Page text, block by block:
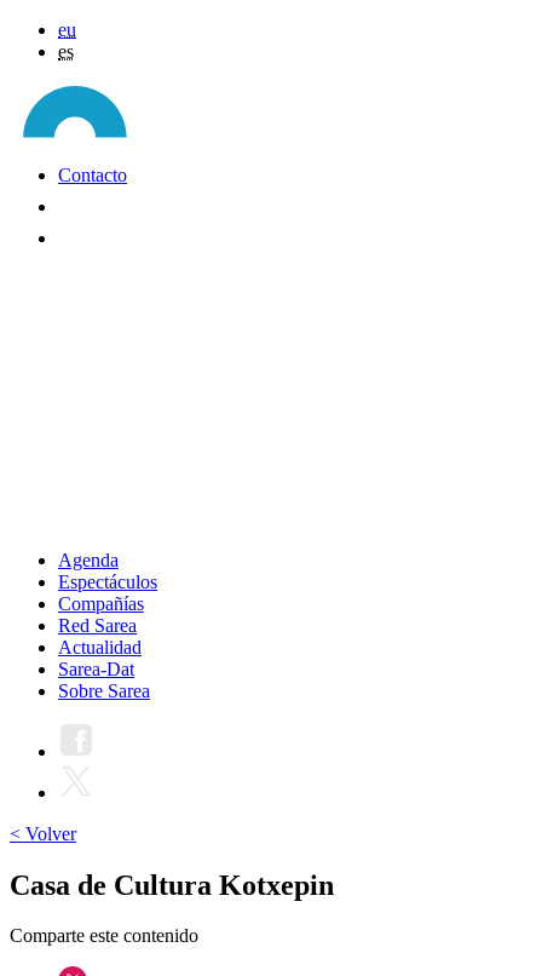
eu
es
Contacto
Agenda
Espectáculos
Compañías
Red Sarea
Actualidad
Sarea-Dat
Sobre Sarea
< Volver
Casa de Cultura Kotxepin
Comparte este contenido